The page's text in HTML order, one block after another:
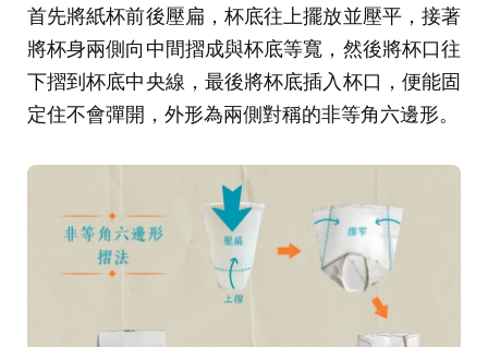
首先將紙杯前後壓扁，杯底往上擺放並壓平，接著
將杯身兩側向中間摺成與杯底等寬，然後將杯口往
下摺到杯底中央線，最後將杯底插入杯口，便能固
定住不會彈開，外形為兩側對稱的非等角六邊形。